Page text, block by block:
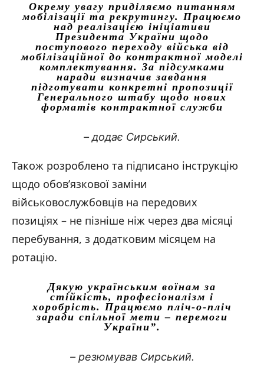
Окрему увагу приділяємо питанням
мобілізації та рекрутингу. Працюємо
над реалізацією ініціативи
Президента України щодо
поступового переходу війська від
мобілізаційної до контрактної моделі
комплектування. За підсумками
наради визначив завдання
підготувати конкретні пропозиції
Генерального штабу щодо нових
форматів контрактної служби
– додає Сирський.
Також розроблено та підписано інструкцію
щодо обов’язкової заміни
військовослужбовців на передових
позиціях – не пізніше ніж через два місяці
перебування, з додатковим місяцем на
ротацію.
Дякую українським воїнам за
стійкість, професіоналізм і
хоробрість. Працюємо пліч-о-пліч
заради спільної мети – перемоги
України”.
– резюмував Сирський.